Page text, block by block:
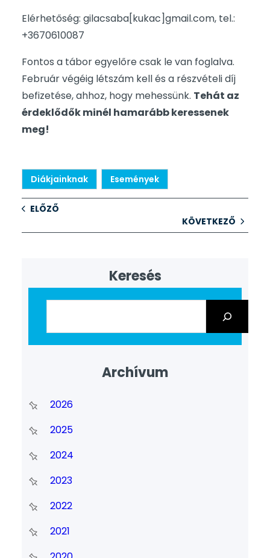
Elérhetőség: gilacsaba[kukac]gmail.com, tel.:
+3670610087
Fontos a tábor egyelőre csak le van foglalva.
Február végéig létszám kell és a részvételi díj
befizetése, ahhoz, hogy mehessünk. Tehát az
érdeklődők minél hamarább keressenek
meg!
Diákjainknak Események
ELŐZŐ
KÖVETKEZŐ
Keresés
Archívum
2026
2025
2024
2023
2022
2021